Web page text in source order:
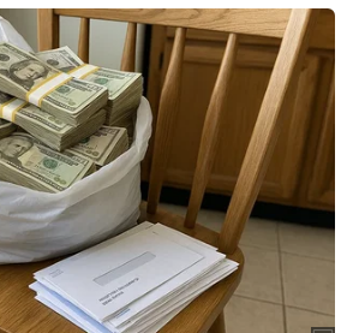
minh
#địa danh văn hóa nổi tiếng
Quốc gia Đặc biệt Tây Thiên